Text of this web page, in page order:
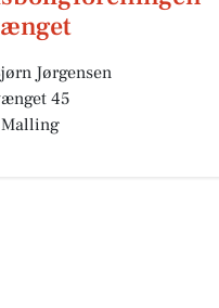
Jørgensen
45